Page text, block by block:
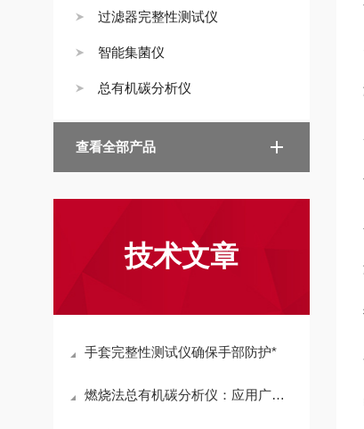
过滤器完整性测试仪
智能集菌仪
总有机碳分析仪
查看全部产品
技术文章
手套完整性测试仪确保手部防护*
燃烧法总有机碳分析仪：应用广度与深度的“碳”索之旅